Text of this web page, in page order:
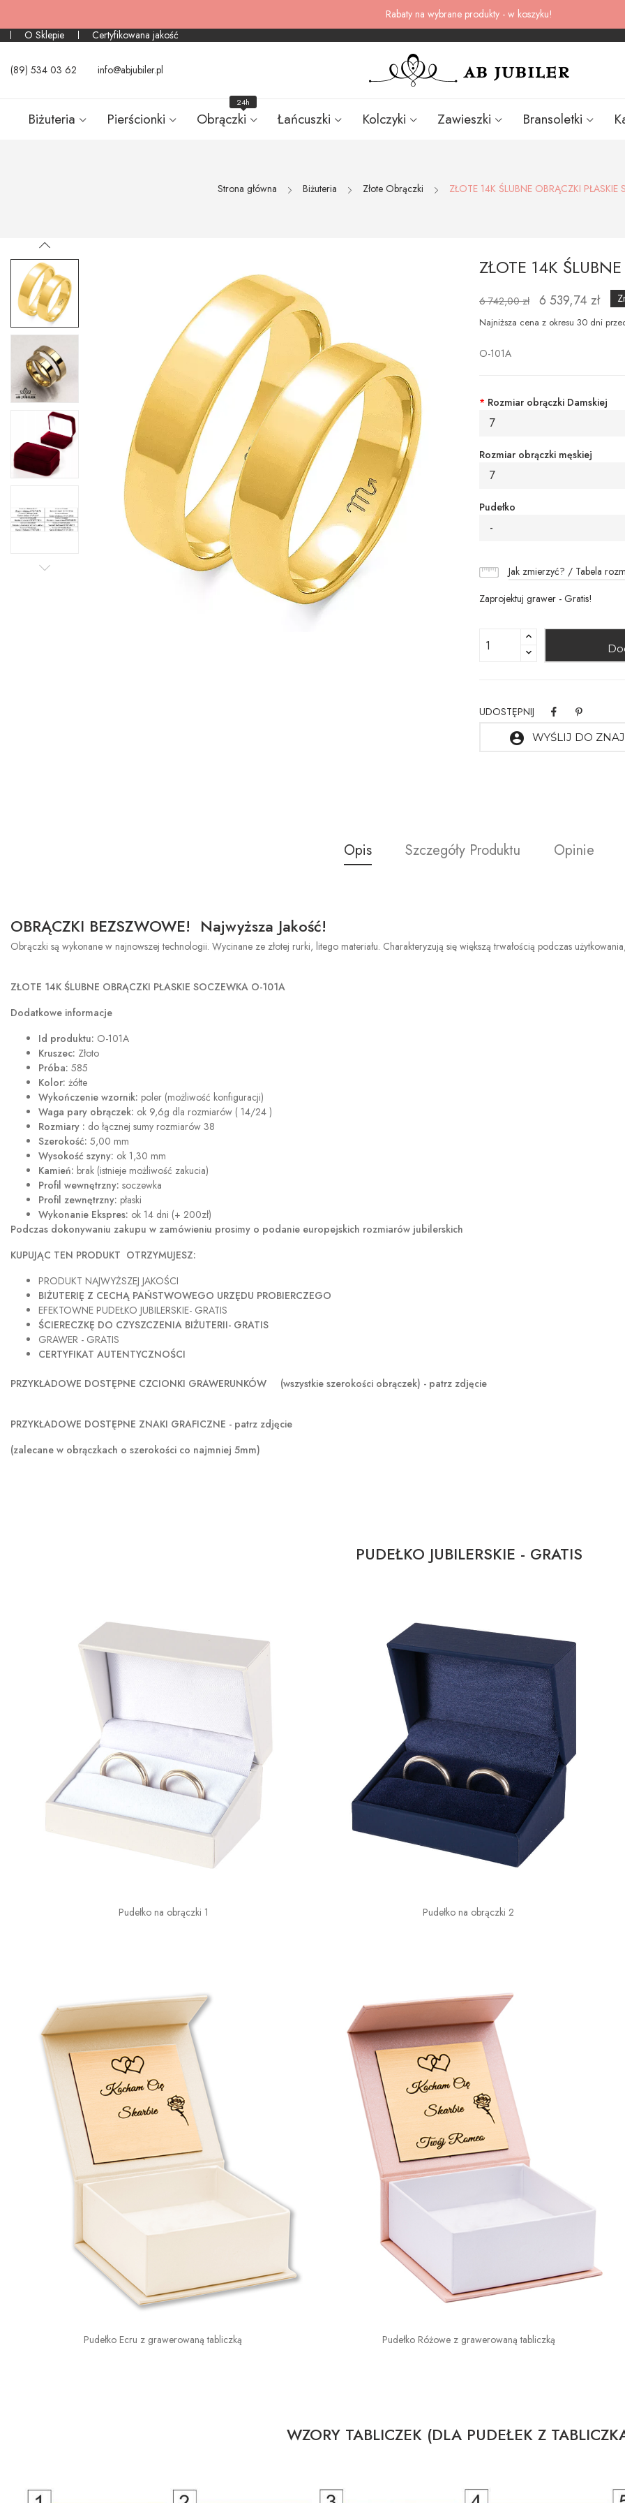
Rabaty na wybrane produkty - w koszyku!
O Sklepie
Certyfikowana jakość
(89) 534 03 62 info@abjubiler.pl
Biżuteria Pierścionki Obrączki
24h
Łańcuszki Kolczyki Zawieszki Bransoletki
Strona główna Biżuteria Złote Obrączki ZŁOTE 14K ŚLUBNE OBRĄCZKI
ZŁOTE 14K
6 742,00 zł 6 539,74 zł
Najniższa cena z okresu 30 dni
O-101A
* Rozmiar obrączki Damskiej
7
Rozmiar obrączki męskiej
7
Pudełko
-
Jak zmierzyć? / Tabela
Zaprojektuj grawer - Gratis!
UDOSTĘPNIJ
account_circle WYŚLIJ DO
Opis Szczegóły Produktu Opinie
OBRĄCZKI BEZSZWOWE! Najwyższa Jakość!
Obrączki są wykonane w najnowszej technologii. Wycinane ze złotej rurki, litego materiału. Charakteryzują się większą trwałością podczas
ZŁOTE 14K ŚLUBNE OBRĄCZKI PŁASKIE SOCZEWKA O-101A
Dodatkowe informacje
Id produktu: O-101A
Kruszec: Złoto
Próba: 585
Kolor: żółte
Wykończenie wzornik: poler (możliwość konfiguracji)
Waga pary obrączek: ok 9,6g dla rozmiarów ( 14/24 )
Rozmiary : do łącznej sumy rozmiarów 38
Szerokość: 5,00 mm
Wysokość szyny: ok 1,30 mm
Kamień: brak (istnieje możliwość zakucia)
Profil wewnętrzny: soczewka
Profil zewnętrzny: płaski
Wykonanie Ekspres: ok 14 dni (+ 200zł)
Podczas dokonywaniu zakupu w zamówieniu prosimy o podanie europejskich rozmiarów jubilerskich
KUPUJĄC TEN PRODUKT OTRZYMUJESZ:
PRODUKT NAJWYŻSZEJ JAKOŚCI
BIŻUTERIĘ Z CECHĄ PAŃSTWOWEGO URZĘDU PROBIERCZEGO
EFEKTOWNE PUDEŁKO JUBILERSKIE- GRATIS
ŚCIERECZKĘ DO CZYSZCZENIA BIŻUTERII- GRATIS
GRAWER - GRATIS
CERTYFIKAT AUTENTYCZNOŚCI
PRZYKŁADOWE DOSTĘPNE CZCIONKI GRAWERUNKÓW (wszystkie szerokości obrączek) - patrz zdjęcie
PRZYKŁADOWE DOSTĘPNE ZNAKI GRAFICZNE - patrz zdjęcie
(zalecane w obrączkach o szerokości co najmniej 5mm)
PUDEŁKO JUBILERSKIE - GRATIS
Pudełko na obrączki 1 Pudełko na obrączki 2
Pudełko Ecru z grawerowaną tabliczką Pudełko Różowe z grawerowaną tabliczką
WZORY TABLICZEK (DLA PUDEŁEK Z